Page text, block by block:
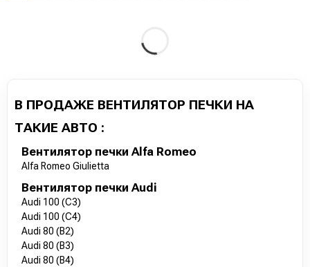
В ПРОДАЖЕ ВЕНТИЛЯТОР ПЕЧКИ НА
ТАКИЕ АВТО :
Вентилятор печки Alfa Romeo
Alfa Romeo Giulietta
Вентилятор печки Audi
Audi 100 (C3)
Audi 100 (C4)
Audi 80 (B2)
Audi 80 (B3)
Audi 80 (B4)